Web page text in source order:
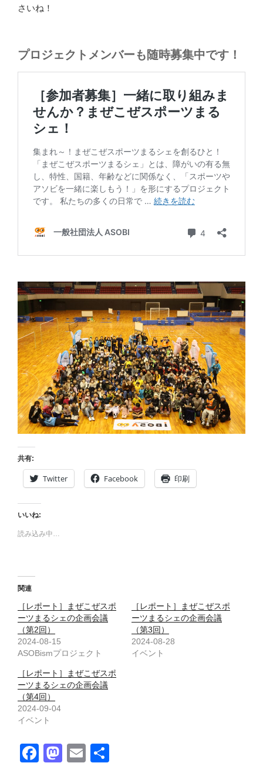
さいね！
プロジェクトメンバーも随時募集中です！
共有:
Twitter Facebook 印刷
いいね:
読み込み中…
関連
［レポート］まぜこぜスポ
ーツまるシェの企画会議
（第2回）
2024-08-15
ASOBismプロジェクト
［レポート］まぜこぜスポ
ーツまるシェの企画会議
（第3回）
2024-08-28
イベント
［レポート］まぜこぜスポ
ーツまるシェの企画会議
（第4回）
2024-09-04
イベント
F
M
E